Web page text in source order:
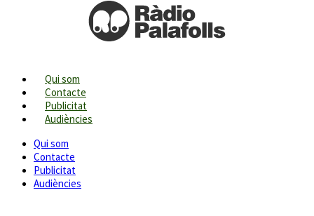
Qui som
Contacte
Publicitat
Audiències
Qui som
Contacte
Publicitat
Audiències